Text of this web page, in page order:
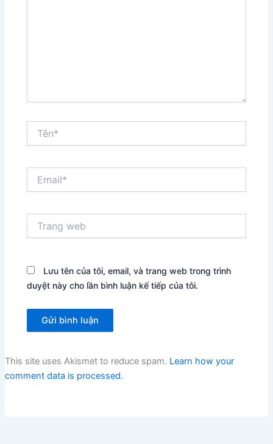
web
Lưu tên của tôi, email, và trang web trong trình
duyệt này cho lần bình luận kế tiếp của tôi.
This site uses Akismet to reduce spam. Learn how your
comment data is processed.